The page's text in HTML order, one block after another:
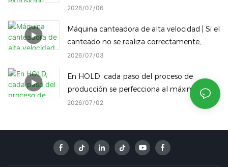
julio! Descubra nuestra gama completa de
mismo recinto.
2026 07 06
Máquina canteadora de alta velocidad | Si el
canteado no se realiza correctamente,
¡incluso los mejores paneles son un
2026 07 03
En HOLD, cada paso del proceso de
producción se perfecciona al máximo,
consolidando nuestra posición como un
2026 07 02